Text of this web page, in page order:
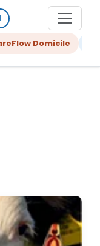
Domicile